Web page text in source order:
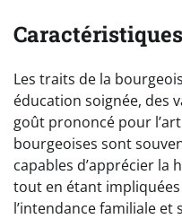
Les traits de la
éducation soignée, des
goût prononcé pour
bourgeoises sont
capables d’apprécier la
tout en étant
l’intendance familiale et